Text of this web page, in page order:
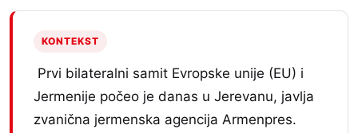
KONTEKST
Prvi bilateralni samit Evropske unije (EU) i
Jermenije počeo je danas u Jerevanu, javlja
zvanična jermenska agencija Armenpres.